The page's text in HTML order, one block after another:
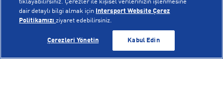
GELİNCE HABER VER
GELİNCE HABER VER
Bilgi Toplumu Hizmetleri
Gizlilik Politikası
İşlem Rehberi
Kampanyalar
Sipariş Takibi
İptal & İade
Sıkça Sorulan Sorular
Yetkili Servis Listesi
POPÜLER KOLEKSİYONLAR
Voleybol Milli Takım Formaları
New Balance 408
tıklayabilirsiniz. Çerezler ile kişisel verilerinizin işlenmesine
dair detaylı bilgi almak için
Intersport Website Çerez
Politikamızıziyaret edebilirsiniz.
Çerezleri Yönetin Kabul Edin